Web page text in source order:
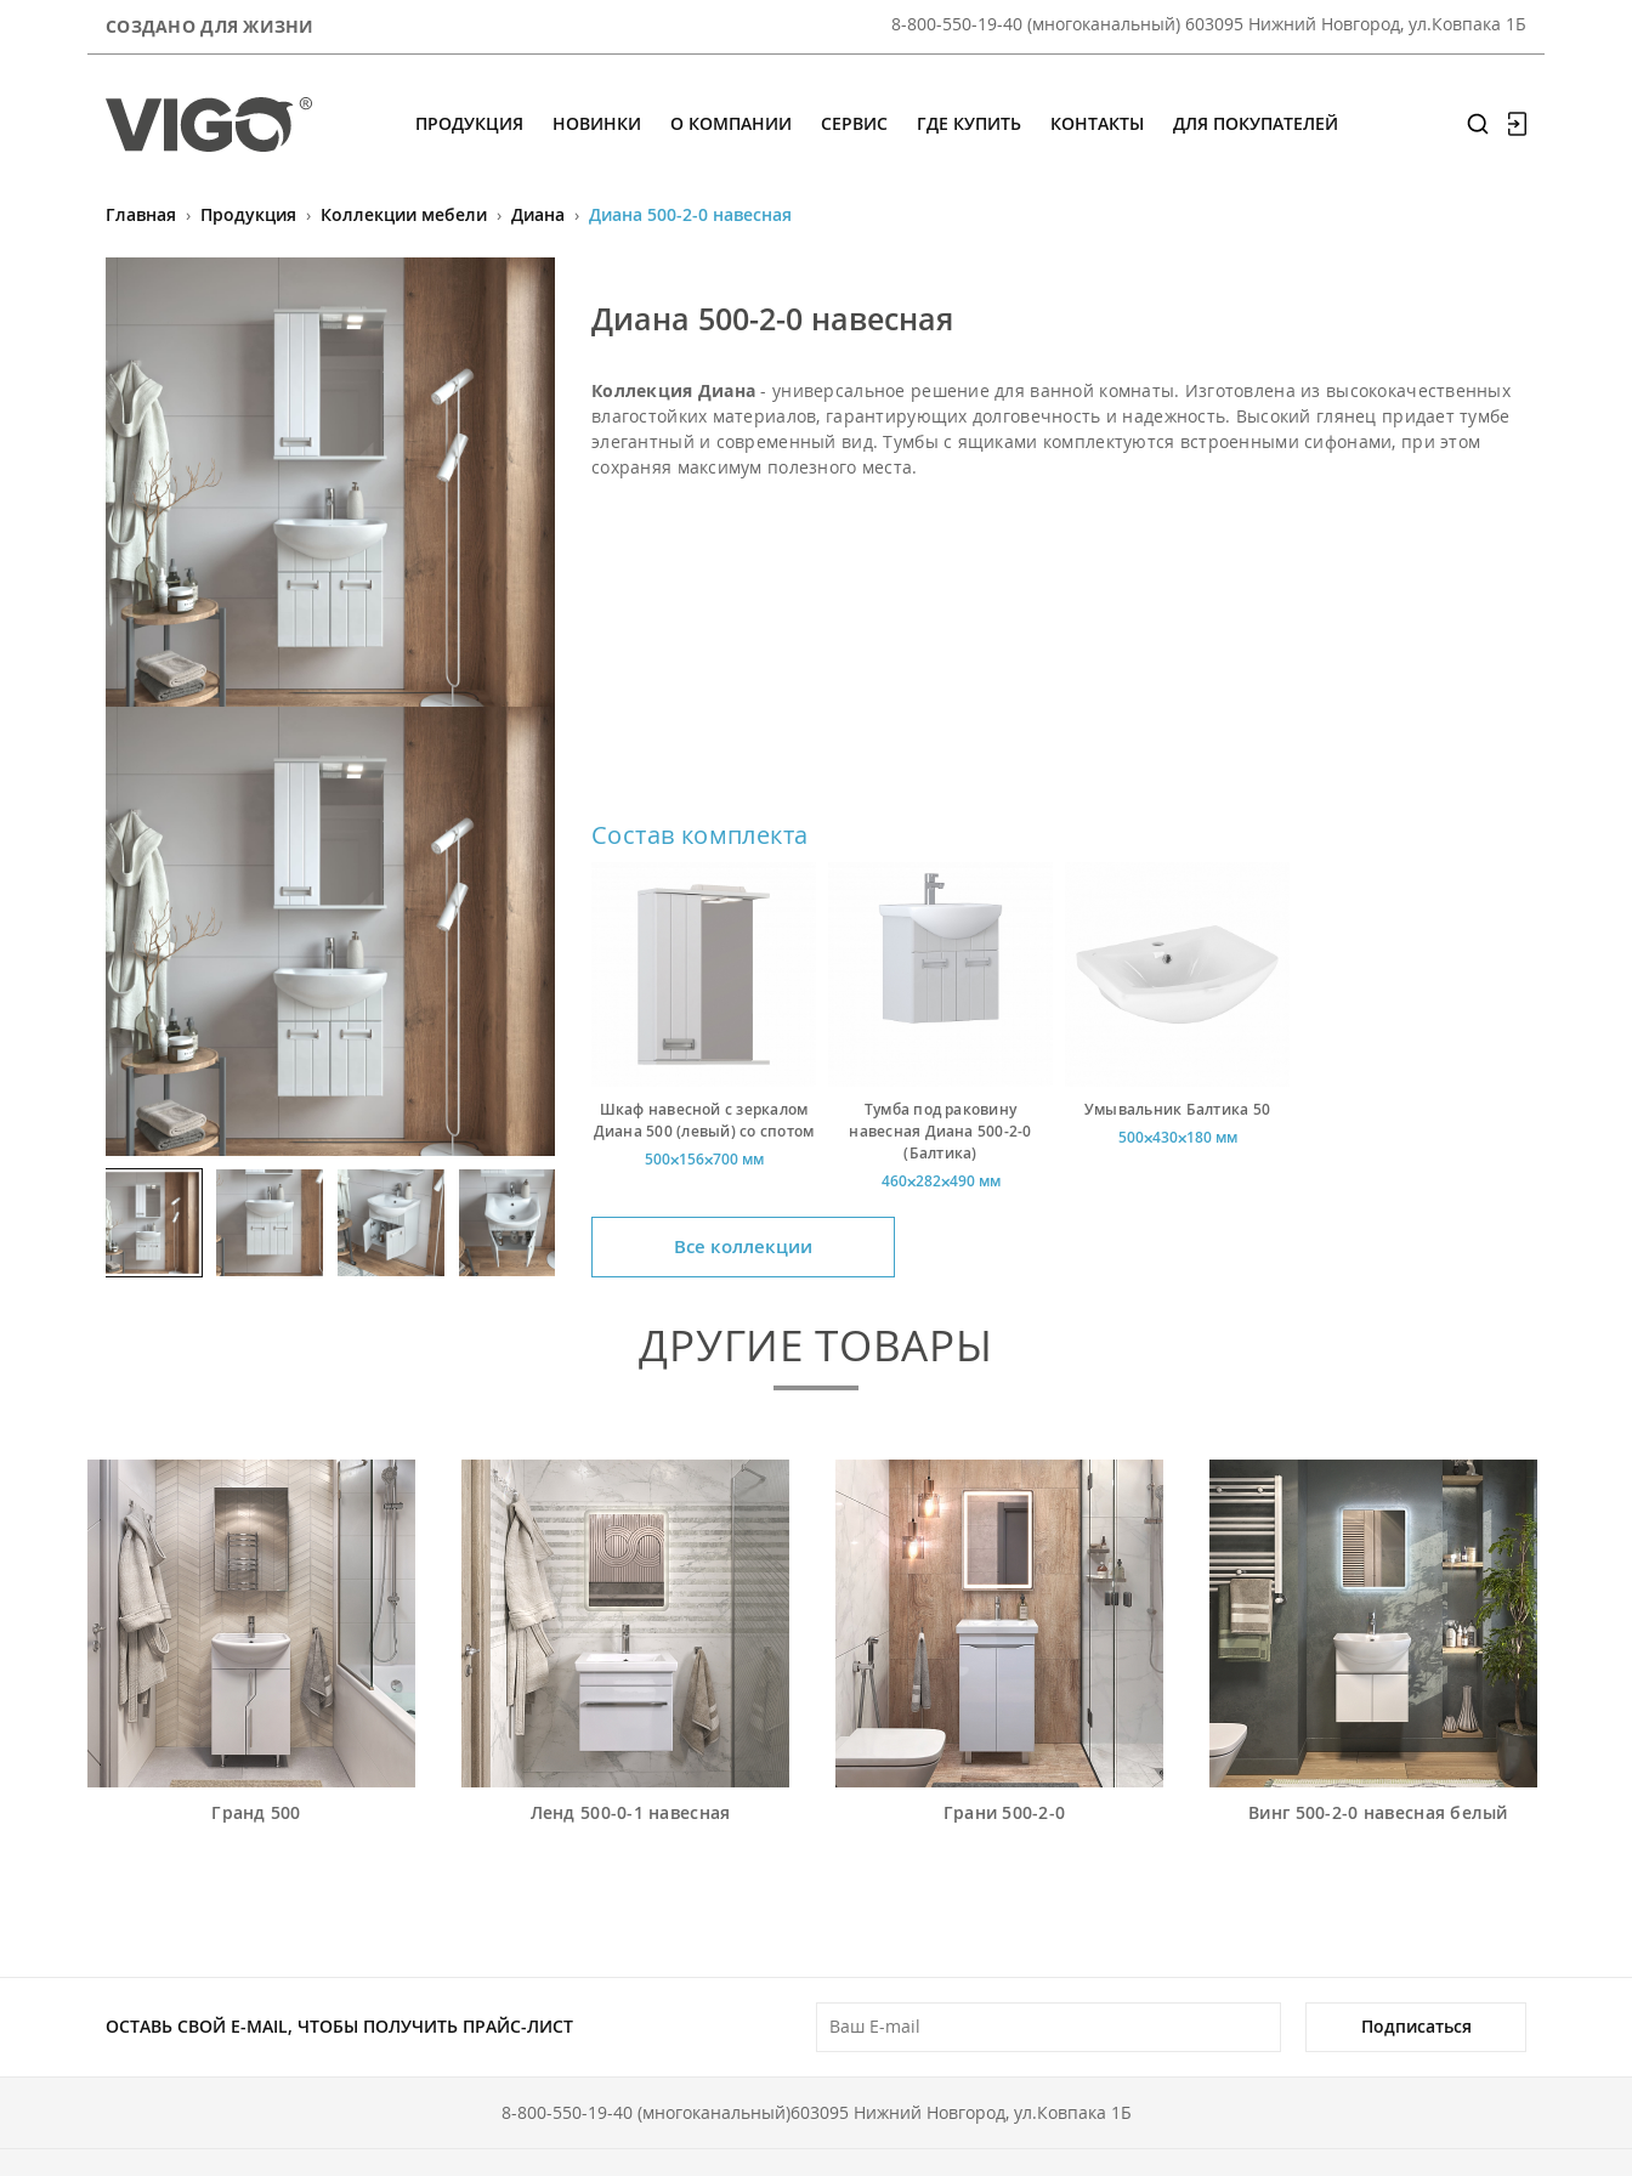
СОЗДАНО ДЛЯ ЖИЗНИ 8-800-550-19-40 (многоканальный) 603095 Нижний Новгород, ул.Ковпака 1Б
ПРОДУКЦИЯ НОВИНКИ О КОМПАНИИ СЕРВИС ГДЕ КУПИТЬ КОНТАКТЫ ДЛЯ ПОКУПАТЕЛЕЙ
Продукция
Где купить
Для покупателей
Главная › Продукция › Коллекции мебели › Диана › Диана 500-2-0 навесная
Диана 500-2-0 навесная
Коллекция Диана - универсальное решение для ванной комнаты. Изготовлена из высококачественных
влагостойких материалов, гарантирующих долговечность и надежность. Высокий глянец придает тумбе
элегантный и современный вид. Тумбы с ящиками комплектуются встроенными сифонами, при этом
сохраняя максимум полезного места.
Состав комплекта
Шкаф навесной с зеркалом
Диана 500 (левый) со спотом
500⨉156⨉700 мм
Тумба под раковину
навесная Диана 500-2-0
(Балтика)
460⨉282⨉490 мм
Умывальник Балтика 50
500⨉430⨉180 мм
Все коллекции
ДРУГИЕ ТОВАРЫ
Гранд 500 Ленд 500-0-1 навесная Грани 500-2-0 Винг 500-2-0 навесная белый
ОСТАВЬ СВОЙ E-MAIL, ЧТОБЫ ПОЛУЧИТЬ ПРАЙС-ЛИСТ Подписаться
8-800-550-19-40 (многоканальный)603095 Нижний Новгород, ул.Ковпака 1Б